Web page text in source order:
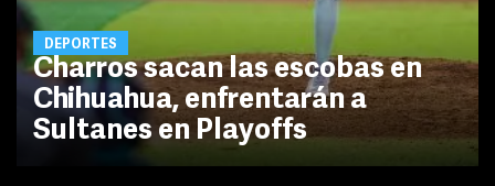
DEPORTES
Charros sacan las escobas en
Chihuahua, enfrentarán a
Sultanes en Playoffs